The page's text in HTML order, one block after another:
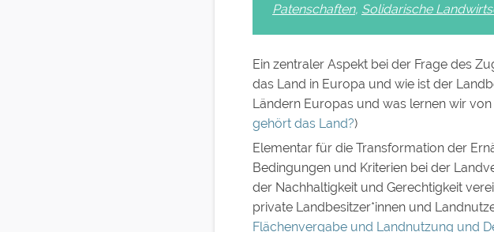
Patenschaften, Solidarische
Ein zentraler Aspekt bei der Frage des
das Land in Europa und wie ist der
Ländern Europas und was lernen wir
gehört das Land?)
Elementar für die Transformation der
Bedingungen und Kriterien bei der
der Nachhaltigkeit und Gerechtigkeit
private Landbesitzer*innen und
Flächenvergabe und Landnutzung und